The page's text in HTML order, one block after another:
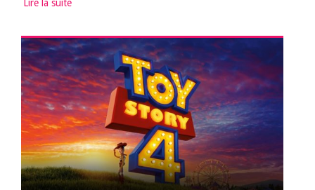
Lire la suite